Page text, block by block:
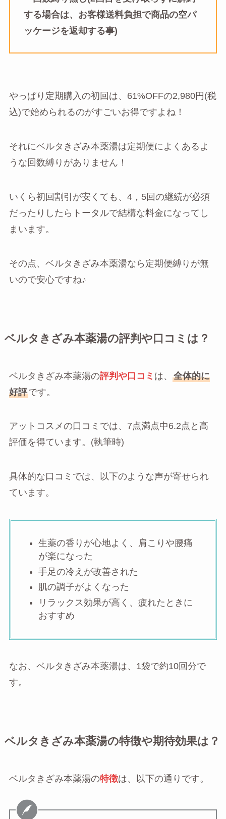
する場合は、お客様送料負担で商品の空パ
ッケージを返却する事)
やっぱり定期購入の初回は、61%OFFの2,980円(税
込)で始められるのがすごいお得ですよね！
それにベルタきざみ本薬湯は定期便によくあるよ
うな回数縛りがありません！
いくら初回割引が安くても、4，5回の継続が必須
だったりしたらトータルで結構な料金になってし
まいます。
その点、ベルタきざみ本薬湯なら定期便縛りが無
いので安心ですね♪
ベルタきざみ本薬湯の評判や口コミは？
ベルタきざみ本薬湯の評判や口コミ は、 全体的に
好評です。
アットコスメの口コミでは、7点満点中6.2点と高
評価を得ています。(執筆時)
具体的な口コミでは、以下のような声が寄せられ
ています。
生薬の香りが心地よく、肩こりや腰痛
が楽になった
手足の冷えが改善された
肌の調子がよくなった
リラックス効果が高く、疲れたときに
おすすめ
なお、ベルタきざみ本薬湯は、1袋で約10回分で
す。
ベルタきざみ本薬湯の特徴や期待効果は？
ベルタきざみ本薬湯の特徴は、以下の通りです。